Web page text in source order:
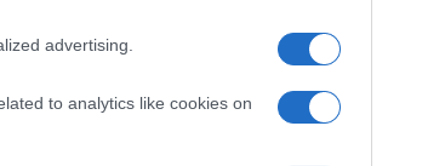
advertising.
to analytics like cookies on
stati rinforzati i
per l’apertura